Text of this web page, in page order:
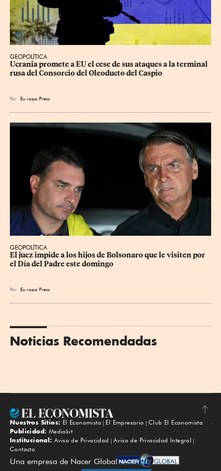
GEOPOLÍTICA
Ucrania promete a EU el cese de sus ataques a la terminal
rusa del Consorcio del Oleoducto del Caspio
Por Eu ropa Press
GEOPOLÍTICA
El juez impide a los hijos de Bolsonaro que le visiten por
el Día del Padre este domingo
Por Eu ropa Press
Noticias Recomendadas
Subir
Nuestros Sitios: El Economista El Empresario
Club El Economista
Publicidad: Mediakit
Institucional: Aviso de Privacidad
Aviso de Privacidad Integral
Contacto
Una empresa de Nacer Global